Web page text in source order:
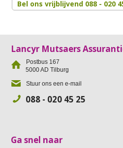
Bel ons vrijblijvend 088 - 020
Lancyr Mutsaers
Postbus 167
5000 AD Tilburg
Stuur ons een e-mail
088 - 020 45 25
Ga snel naar